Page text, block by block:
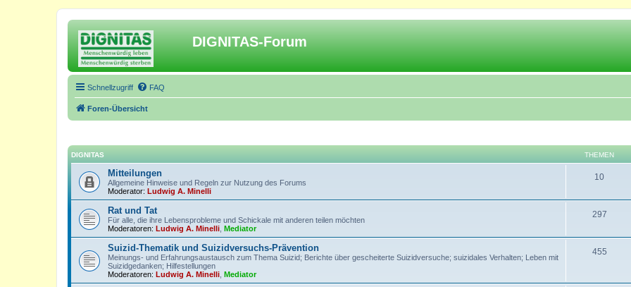
DIGNITAS-Forum
Schnellzugriff FAQ
Foren-Übersicht
DIGNITAS THEMEN
Mitteilungen
Allgemeine Hinweise und Regeln zur Nutzung des Forums
Moderator: Ludwig A. Minelli
10
Rat und Tat
Für alle, die ihre Lebensprobleme und Schickale mit anderen teilen möchten
Moderatoren: Ludwig A. Minelli Mediator
297
Suizid-Thematik und Suizidversuchs-Prävention
Meinungs- und Erfahrungsaustausch zum Thema Suizid; Berichte über gescheiterte Suizidversuche; suizidales Verhalten; Leben mit
Suizidgedanken; Hilfestellungen
Moderatoren: Ludwig A. Minelli Mediator
455